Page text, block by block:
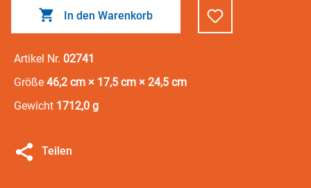
In den Warenkorb
Artikel Nr. 02741
Größe 46,2 cm × 17,5 cm × 24,5 cm
Gewicht 1712,0 g
Teilen